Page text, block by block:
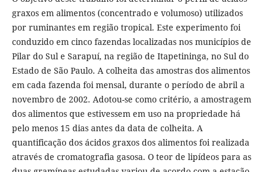
graxos em alimentos (concentrado e volumoso) utilizados
por ruminantes em região tropical. Este experimento foi
conduzido em cinco fazendas localizadas nos municípios de
Pilar do Sul e Sarapuí, na região de Itapetininga, no Sul do
Estado de São Paulo. A colheita das amostras dos alimentos
em cada fazenda foi mensal, durante o período de abril a
novembro de 2002. Adotou-se como critério, a amostragem
dos alimentos que estivessem em uso na propriedade há
pelo menos 15 dias antes da data de colheita. A
quantificação dos ácidos graxos dos alimentos foi realizada
através de cromatografia gasosa. O teor de lipídeos para as